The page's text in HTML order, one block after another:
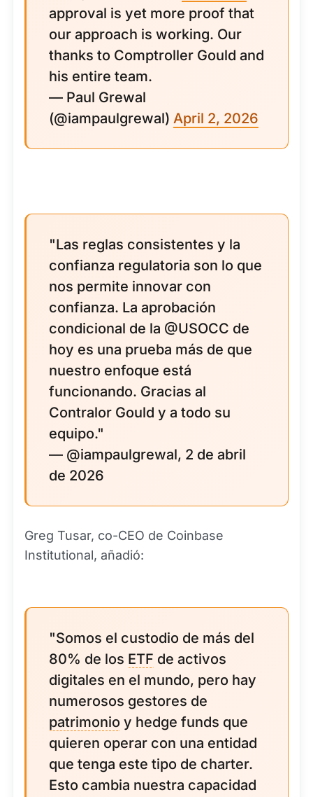
approval is yet more proof that
our approach is working. Our
thanks to Comptroller Gould and
his entire team.
— Paul Grewal
(@iampaulgrewal) April 2, 2026
"Las reglas consistentes y la
confianza regulatoria son lo que
nos permite innovar con
confianza. La aprobación
condicional de la @USOCC de
hoy es una prueba más de que
nuestro enfoque está
funcionando. Gracias al
Contralor Gould y a todo su
equipo."
— @iampaulgrewal, 2 de abril
de 2026
Greg Tusar, co-CEO de Coinbase
Institutional, añadió:
"Somos el custodio de más del
80% de los ETF de activos
digitales en el mundo, pero hay
numerosos gestores de
patrimonio y hedge funds que
quieren operar con una entidad
que tenga este tipo de charter.
Esto cambia nuestra capacidad